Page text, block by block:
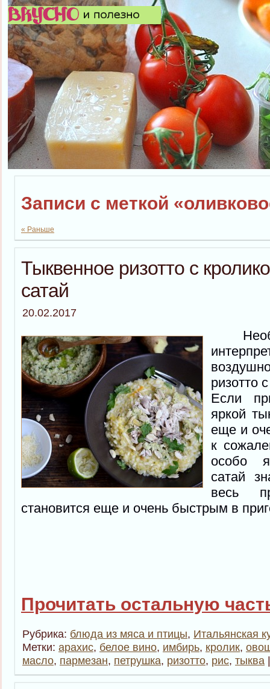
Записи с меткой
« Раньше
Тыквенное ризотто с
сатай
20.02.2017
ризотто
Если
яркой
еще и
к
особо
сатай
весь
становится еще и очень быстрым в
Прочитать остальную
Рубрика: блюда из мяса и птицы, Итальянская
Метки: арахис, белое вино, имбирь, кролик,
масло, пармезан, петрушка, ризотто, рис, тыква